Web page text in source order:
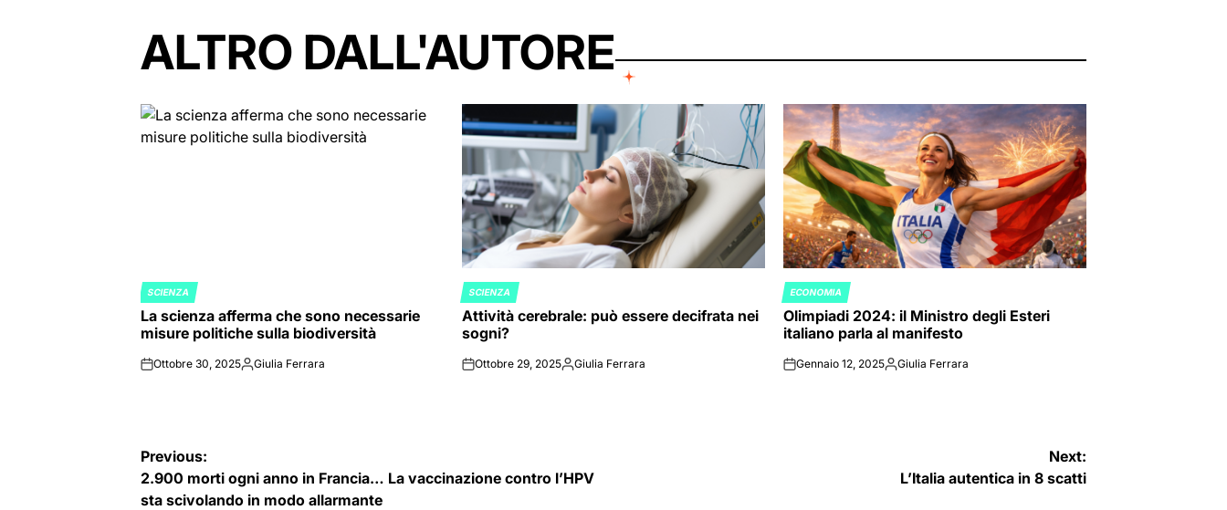
ALTRO DALL'AUTORE
POSTED
IN
SCIENZA
La scienza afferma che sono necessarie
misure politiche sulla biodiversità
onOttobre 30, 2025Posted
Giulia Ferrara
POSTED
IN
SCIENZA
Attività cerebrale: può essere decifrata nei
sogni?
onOttobre 29, 2025Posted
Giulia Ferrara
POSTED
IN
ECONOMIA
Olimpiadi 2024: il Ministro degli Esteri
italiano parla al manifesto
onGennaio 12, 2025Posted
Giulia Ferrara
Navigazione
articoli
Previous:
2.900 morti ogni anno in Francia… La vaccinazione contro l’HPV
sta scivolando in modo allarmante
Next:
L’Italia autentica in 8 scatti